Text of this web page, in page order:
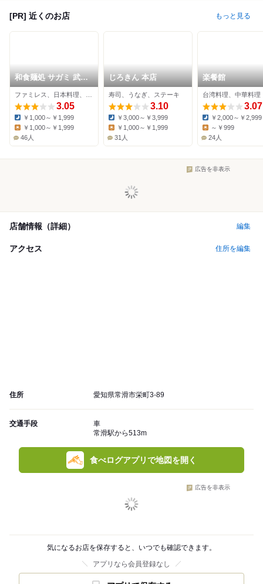
[PR] 近くのお店 もっと見る
和食麺処 サガミ 武豊
店
3.05
Dinner:
￥1,000～￥1,999
Lunch:
￥1,000～￥1,999
46人
じろきん 本店
寿司、うなぎ、ステーキ
3.10
Dinner:
￥3,000～￥3,999
Lunch:
￥1,000～￥1,999
31人
楽餐館
台湾料理、中華料理
3.07
Dinner:
￥2,000～￥2,999
Lunch:
～￥999
24人
広告を非表示
店舗情報（詳細） 編集
アクセス 住所を編集
住所 愛知県常滑市栄町3-89
交通手段
車
常滑駅から513m
食べログアプリで地図を開く
広告を非表示
気になるお店を保存すると、いつでも確認できます。
アプリなら会員登録なし